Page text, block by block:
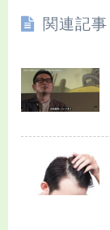
関連記事